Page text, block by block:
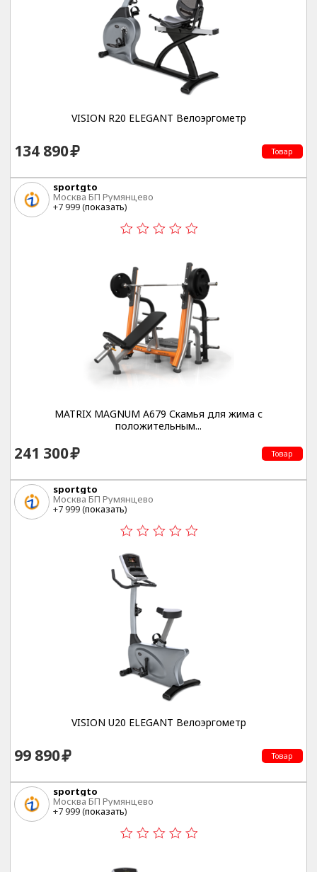
VISION R20 ELEGANT Велоэргометр
134 890 Товар
sportgto
Москва БП Румянцево
+7 999 (показать)
MATRIX MAGNUM A679 Скамья для жима с
положительным...
241 300 Товар
sportgto
Москва БП Румянцево
+7 999 (показать)
VISION U20 ELEGANT Велоэргометр
99 890 Товар
sportgto
Москва БП Румянцево
+7 999 (показать)